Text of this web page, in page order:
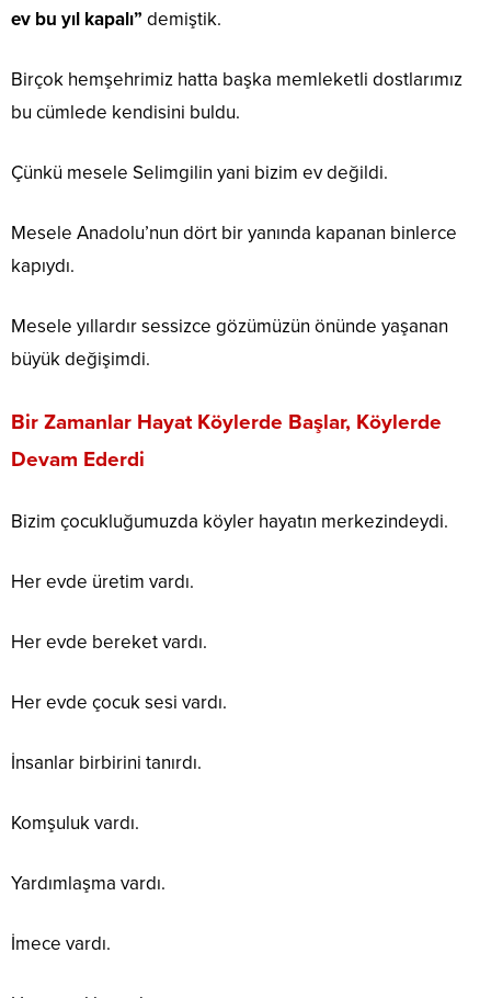
ev bu yıl kapalı” demiştik.
Birçok hemşehrimiz hatta başka memleketli dostlarımız
bu cümlede kendisini buldu.
Çünkü mesele Selimgilin yani bizim ev değildi.
Mesele Anadolu’nun dört bir yanında kapanan binlerce
kapıydı.
Mesele yıllardır sessizce gözümüzün önünde yaşanan
büyük değişimdi.
Bir Zamanlar Hayat Köylerde Başlar, Köylerde
Devam Ederdi
Bizim çocukluğumuzda köyler hayatın merkezindeydi.
Her evde üretim vardı.
Her evde bereket vardı.
Her evde çocuk sesi vardı.
İnsanlar birbirini tanırdı.
Komşuluk vardı.
Yardımlaşma vardı.
İmece vardı.